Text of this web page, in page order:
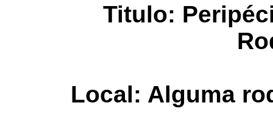
Titulo:
Local: Alguma